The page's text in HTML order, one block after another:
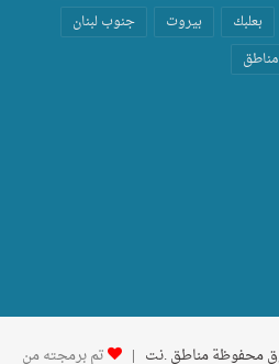
بعلبك بيروت
جنوب لبنان
مناطق
تم برمجته من